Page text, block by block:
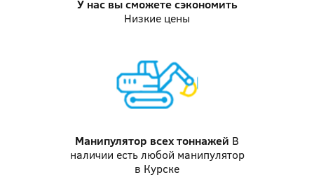
У нас высможете сэкономить
Низкие цены
Манипулятор всех тоннажей В
наличии есть любой манипулятор
в Курске